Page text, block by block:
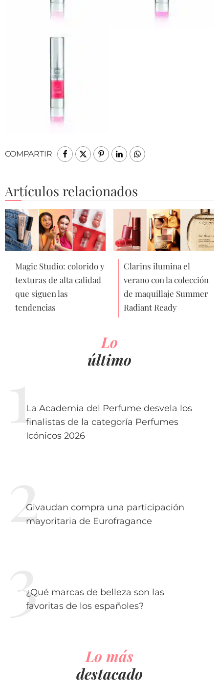
COMPARTIR
Artículos relacionados
Magic Studio: colorido y
texturas de alta calidad
que siguen las
tendencias
Clarins ilumina el
verano con la colección
de maquillaje Summer
Radiant Ready
Lo
último
La Academia del Perfume desvela los
finalistas de la categoría Perfumes
Icónicos 2026
Givaudan compra una participación
mayoritaria de Eurofragance
¿Qué marcas de belleza son las
favoritas de los españoles?
Lo más
destacado